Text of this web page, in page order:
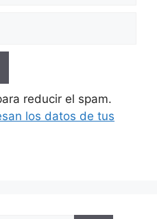
reducir el spam.
los datos de tus